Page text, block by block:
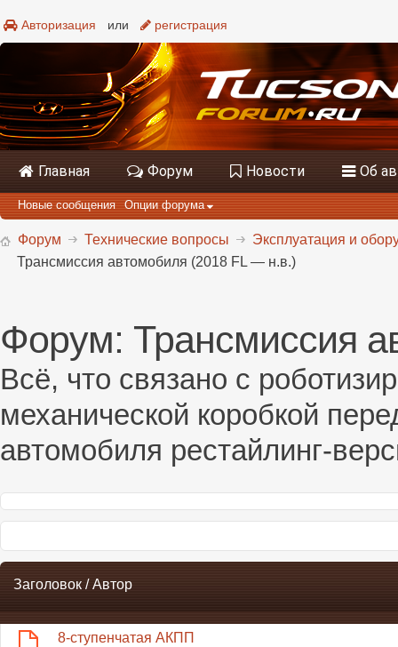
Авторизация или регистрация
Главная Форум Новости Об
Новые сообщения Опции форума
Форум Технические вопросы
Эксплуатация и
Трансмиссия автомобиля (2018 FL — н.в.)
Форум: Трансмиссия
Всё, что связано с
механической коробкой
автомобиля рестайлинг-
Заголовок /Автор
8-ступенчатая АКПП